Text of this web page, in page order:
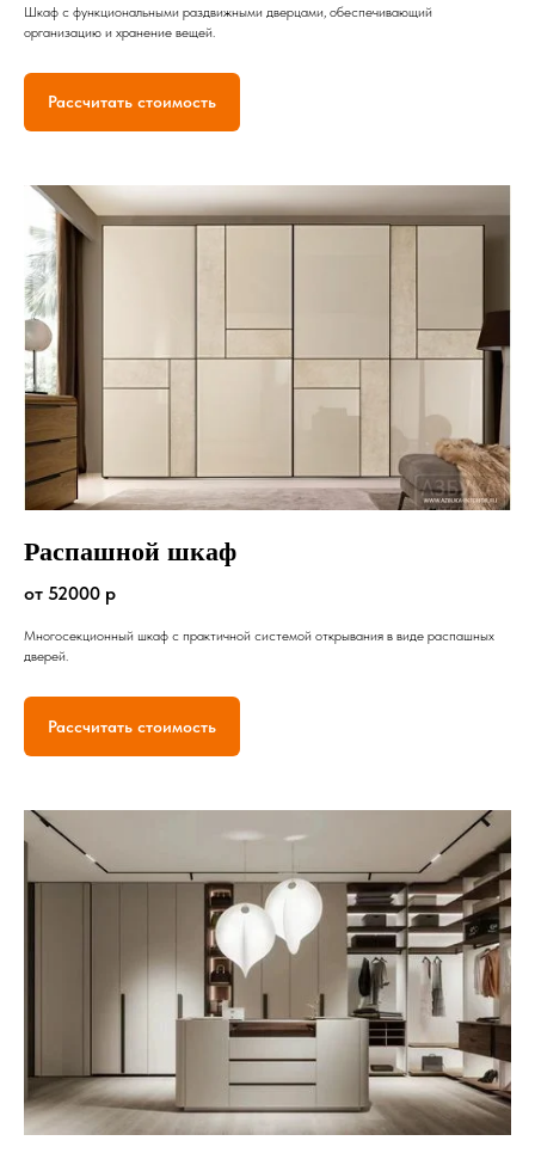
Шкаф с функциональными раздвижными дверцами, обеспечивающий
организацию и хранение вещей.
Рассчитать стоимость
Распашной шкаф
от 52000 р
Многосекционный шкаф с практичной системой открывания в виде распашных
дверей.
Рассчитать стоимость